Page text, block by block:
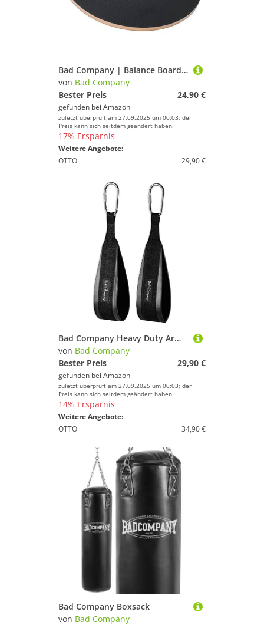
Bad Company | Balance Board aus Holz (MDF) | Therapiekreisel in Studio-Qualität | 50 cm
von Bad Company
Bester Preis
24,90 €
gefunden bei Amazon
zuletzt überprüft am 27.09.2025 um 00:03; der
Preis kann sich seitdem geändert haben.
17% Ersparnis
Weitere Angebote:
OTTO
29,90 €
Bad Company Heavy Duty Armschlaufen zum Bauch- und Rückentraining aus Leder I BC-99
von Bad Company
Bester Preis
29,90 €
gefunden bei Amazon
zuletzt überprüft am 27.09.2025 um 00:03; der
Preis kann sich seitdem geändert haben.
14% Ersparnis
Weitere Angebote:
OTTO
34,90 €
Bad Company Boxsack
von Bad Company